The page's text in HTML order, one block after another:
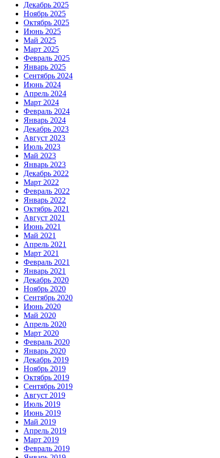
Декабрь 2025
Ноябрь 2025
Октябрь 2025
Июнь 2025
Май 2025
Март 2025
Февраль 2025
Январь 2025
Сентябрь 2024
Июнь 2024
Апрель 2024
Март 2024
Февраль 2024
Январь 2024
Декабрь 2023
Август 2023
Июль 2023
Май 2023
Январь 2023
Декабрь 2022
Март 2022
Февраль 2022
Январь 2022
Октябрь 2021
Август 2021
Июнь 2021
Май 2021
Апрель 2021
Март 2021
Февраль 2021
Январь 2021
Декабрь 2020
Ноябрь 2020
Сентябрь 2020
Июнь 2020
Май 2020
Апрель 2020
Март 2020
Февраль 2020
Январь 2020
Декабрь 2019
Ноябрь 2019
Октябрь 2019
Сентябрь 2019
Август 2019
Июль 2019
Июнь 2019
Май 2019
Апрель 2019
Март 2019
Февраль 2019